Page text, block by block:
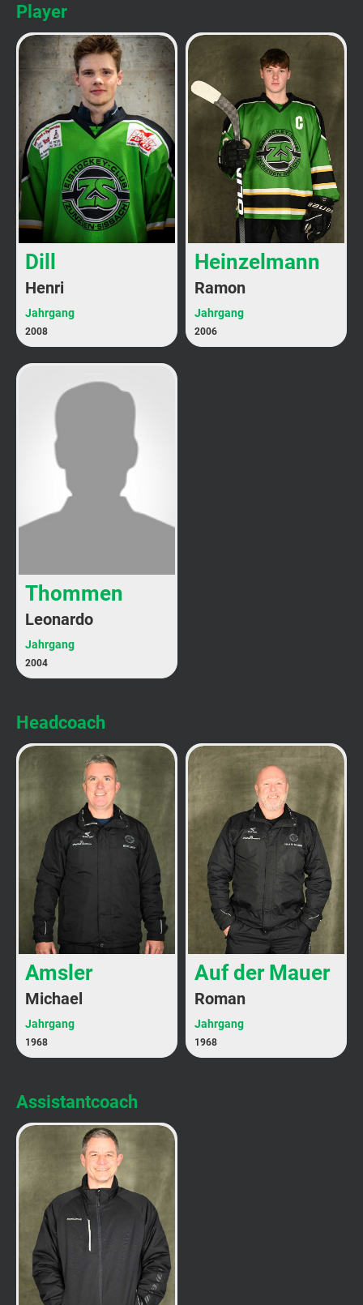
Player
Dill
Henri
Jahrgang
2008
Heinzelmann
Ramon
Jahrgang
2006
Thommen
Leonardo
Jahrgang
2004
Headcoach
Amsler
Michael
Jahrgang
1968
Auf der Mauer
Roman
Jahrgang
1968
Assistantcoach